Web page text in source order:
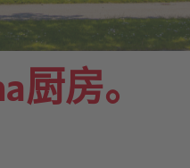
厨房。